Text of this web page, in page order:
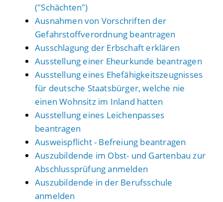
("Schächten")
Ausnahmen von Vorschriften der
Gefahrstoffverordnung beantragen
Ausschlagung der Erbschaft erklären
Ausstellung einer Eheurkunde beantragen
Ausstellung eines Ehefähigkeitszeugnisses
für deutsche Staatsbürger, welche nie
einen Wohnsitz im Inland hatten
Ausstellung eines Leichenpasses
beantragen
Ausweispflicht - Befreiung beantragen
Auszubildende im Obst- und Gartenbau zur
Abschlussprüfung anmelden
Auszubildende in der Berufsschule
anmelden